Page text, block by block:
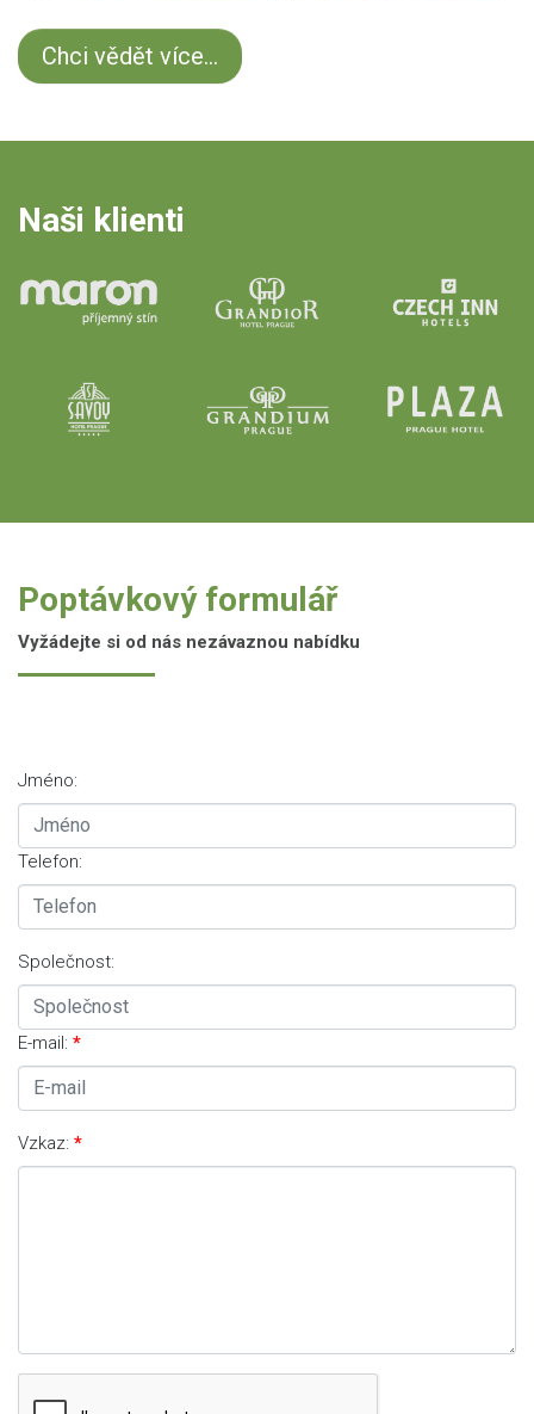
Chci vědět více...
Naši klienti
Poptávkový formulář
Vyžádejte si od nás nezávaznou nabídku
Jméno:
Telefon:
Společnost:
E-mail:
Vzkaz: